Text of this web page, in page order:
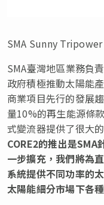
SMA Sunny Tripower
SMA臺灣地區業務負
政府積極推動太陽能
商業項目先行的發展
量10%的再生能源條
式變流器提供了很大
CORE2的推出是
一步擴充，我們將為
系統提供不同功率的
太陽能細分市場下各